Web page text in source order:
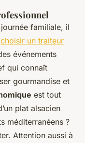
familiale, il
choisir un traiteur
événements
qui connaît
gourmandise et
est tout
plat alsacien
méditerranéens ?
Attention aussi à